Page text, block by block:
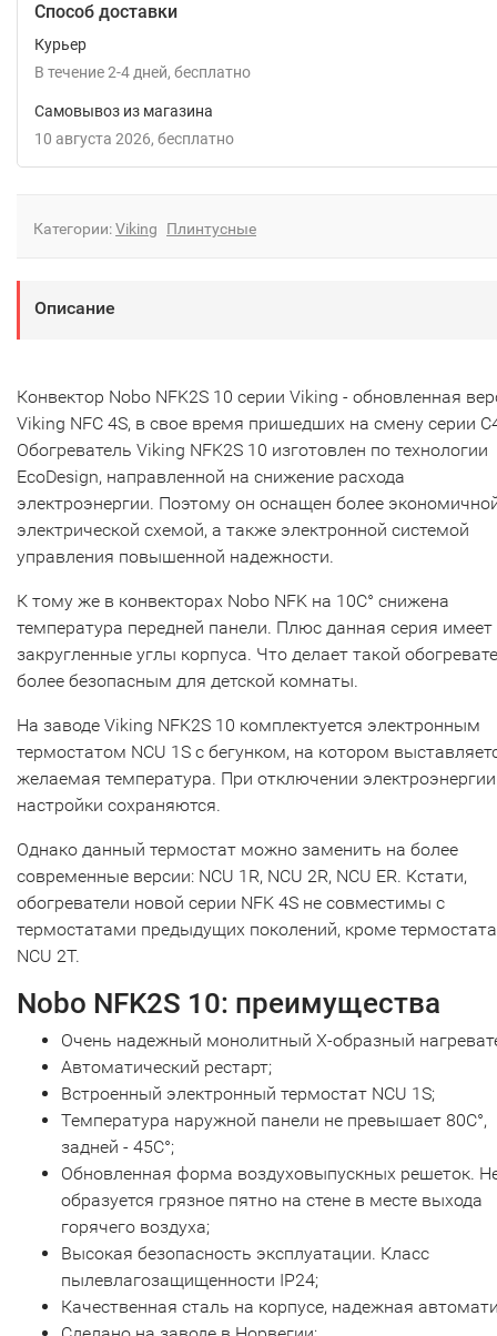
Способ доставки
Курьер
В течение2-4 дней Бесплатно
Самовывоз из магазина
10 августа 2026
Бесплатно
Категории:Viking Плинтусные
Описание
Конвектор Nobo NFK2S 10 cерии Viking - обновленная
Viking NFC 4S, в свое время пришедших на смену серии
Обогреватель Viking NFK2S 10 изготовлен по технологии
EcoDesign, направленной на снижение расхода
электроэнергии. Поэтому он оснащен более
электрической схемой, а также электронной системой
управления повышенной надежности.
К тому же в конвекторах Nobo NFK на 10С° снижена
температура передней панели. Плюс данная серия имеет
закругленные углы корпуса. Что делает такой
более безопасным для детской комнаты.
На заводе Viking NFK2S 10 комплектуется электронным
термостатом NCU 1S с бегунком, на котором
желаемая температура. При отключении
настройки сохраняются.
Однако данный термостат можно заменить на более
современные версии: NCU 1R, NCU 2R, NCU ER. Кстати,
обогреватели новой серии NFK 4S не совместимы с
термостатами предыдущих поколений, кроме термостата
NCU 2T.
Nobo NFK2S 10: преимущества
Очень надежный монолитный Х-образный
Автоматический рестарт;
Встроенный электронный термостат NCU 1S;
Температура наружной панели не превышает 80С°,
задней - 45С°;
Обновленная форма воздуховыпускных решеток.
образуется грязное пятно на стене в месте выхода
горячего воздуха;
Высокая безопасность эксплуатации. Класс
пылевлагозащищенности IP24;
Качественная сталь на корпусе, надежная